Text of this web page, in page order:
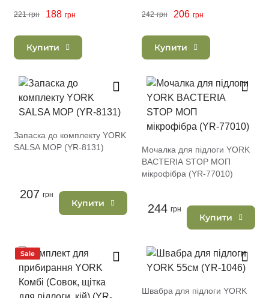
221 грн 188 грн
Купити
242 грн 206 грн
Купити
Запаска до комплекту YORK
SALSA MOP (YR-8131)
207 грн
Купити
Мочалка для підлоги YORK
BACTERIA STOP МОП
мікрофібра (YR-77010)
244 грн
Купити
Sale
Швабра для підлоги YORK